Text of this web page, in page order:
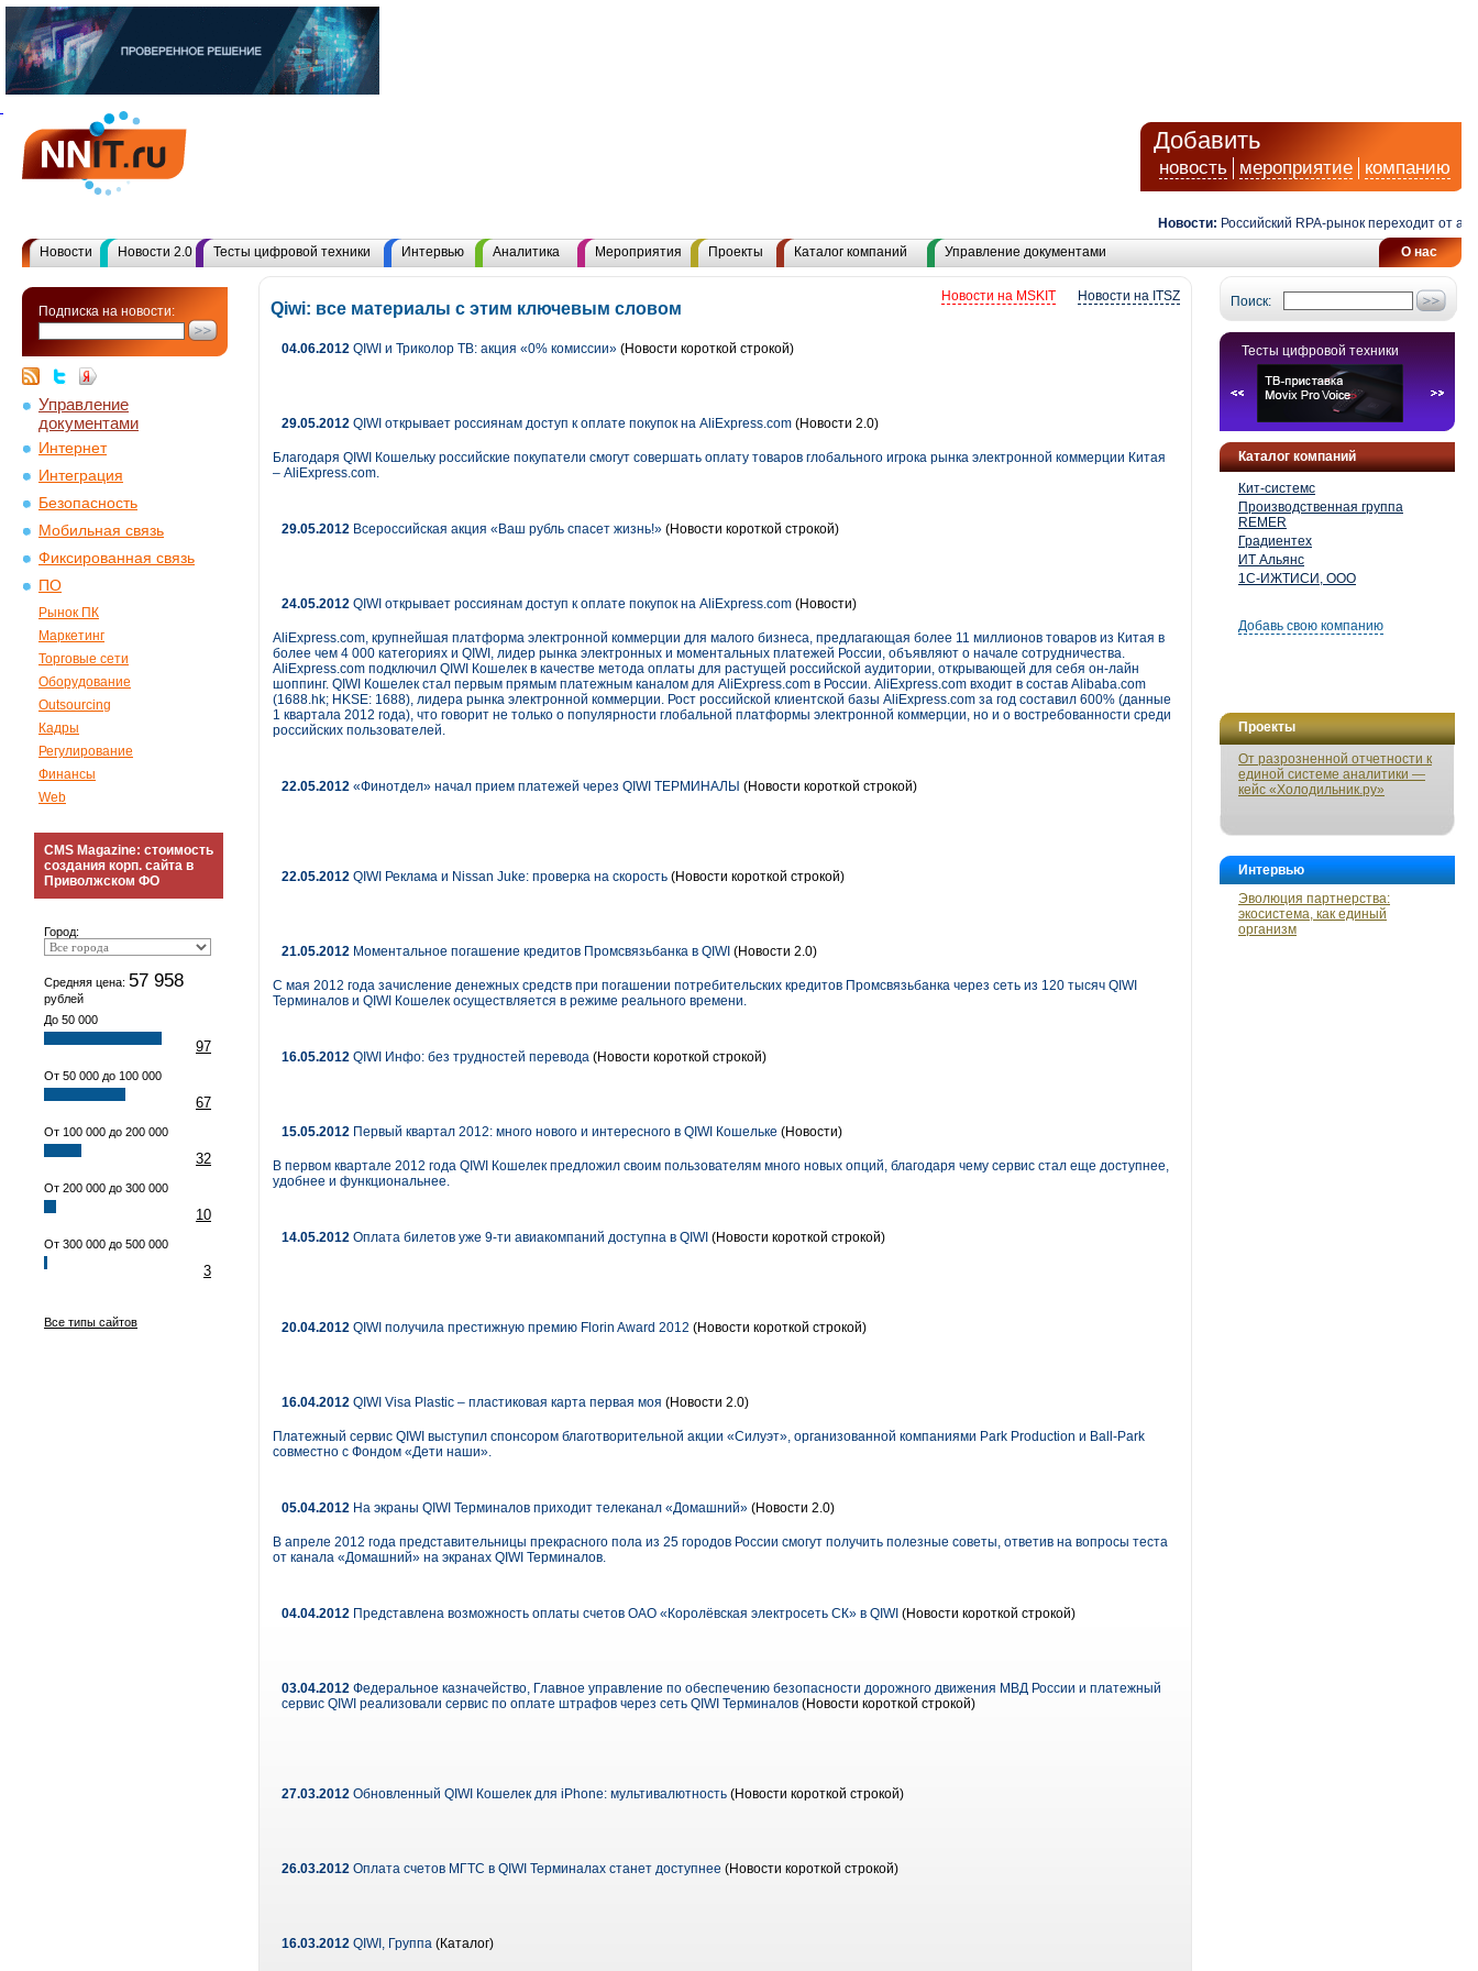
Добавить
новость мероприятие компанию
Новости: Российский RPA-рынок переходит от
О нас
Новости Новости 2.0 Тесты цифровой техники Интервью Аналитика Мероприятия Проекты Каталог компаний Управление документами
Подписка на новости:
Управление
документами
Интернет
Интеграция
Безопасность
Мобильная связь
Фиксированная связь
ПО
Рынок ПК
Маркетинг
Торговые сети
Оборудование
Outsourcing
Кадры
Регулирование
Финансы
Web
CMS Magazine: стоимость
создания корп. сайта в
Приволжском ФО
Город:
Средняя цена: 57 958
рублей
До 50 000
97
От 50 000 до 100 000
67
От 100 000 до 200 000
32
От 200 000 до 300 000
10
От 300 000 до 500 000
3
Все типы сайтов
Поиск:
Тесты цифровой техники
Каталог компаний
Кит-системс
Производственная группа
REMER
Градиентех
ИТ Альянс
1С-ИЖТИСИ, ООО
Добавь свою компанию
Проекты
От разрозненной отчетности к
единой системе аналитики —
кейс «Холодильник.ру»
Интервью
Эволюция партнерства:
экосистема, как единый
организм
Новости на ITSZ
Новости на MSKIT
Qiwi: все материалы с этим ключевым словом
04.06.2012 QIWI и Триколор ТВ: акция «0% комиссии» (Новости короткой строкой)
29.05.2012 QIWI открывает россиянам доступ к оплате покупок на AliExpress.com (Новости 2.0)
Благодаря QIWI Кошельку российские покупатели смогут совершать оплату товаров глобального игрока рынка электронной коммерции Китая
– AliExpress.com.
29.05.2012 Всероссийская акция «Ваш рубль спасет жизнь!» (Новости короткой строкой)
24.05.2012 QIWI открывает россиянам доступ к оплате покупок на AliExpress.com (Новости)
AliExpress.com, крупнейшая платформа электронной коммерции для малого бизнеса, предлагающая более 11 миллионов товаров из Китая в
более чем 4 000 категориях и QIWI, лидер рынка электронных и моментальных платежей России, объявляют о начале сотрудничества.
AliExpress.com подключил QIWI Кошелек в качестве метода оплаты для растущей российской аудитории, открывающей для себя он-лайн
шоппинг. QIWI Кошелек стал первым прямым платежным каналом для AliExpress.com в России. AliExpress.com входит в состав Alibaba.com
(1688.hk; HKSE: 1688), лидера рынка электронной коммерции. Рост российской клиентской базы AliExpress.com за год составил 600% (данные
1 квартала 2012 года), что говорит не только о популярности глобальной платформы электронной коммерции, но и о востребованности среди
российских пользователей.
22.05.2012 «Финотдел» начал прием платежей через QIWI ТЕРМИНАЛЫ (Новости короткой строкой)
22.05.2012 QIWI Реклама и Nissan Juke: проверка на скорость (Новости короткой строкой)
21.05.2012 Моментальное погашение кредитов Промсвязьбанка в QIWI (Новости 2.0)
С мая 2012 года зачисление денежных средств при погашении потребительских кредитов Промсвязьбанка через сеть из 120 тысяч QIWI
Терминалов и QIWI Кошелек осуществляется в режиме реального времени.
16.05.2012 QIWI Инфо: без трудностей перевода (Новости короткой строкой)
15.05.2012 Первый квартал 2012: много нового и интересного в QIWI Кошельке (Новости)
В первом квартале 2012 года QIWI Кошелек предложил своим пользователям много новых опций, благодаря чему сервис стал еще доступнее,
удобнее и функциональнее.
14.05.2012 Оплата билетов уже 9-ти авиакомпаний доступна в QIWI (Новости короткой строкой)
20.04.2012 QIWI получила престижную премию Florin Award 2012 (Новости короткой строкой)
16.04.2012 QIWI Visa Plastic – пластиковая карта первая моя (Новости 2.0)
Платежный сервис QIWI выступил спонсором благотворительной акции «Силуэт», организованной компаниями Park Production и Ball-Park
совместно с Фондом «Дети наши».
05.04.2012 На экраны QIWI Терминалов приходит телеканал «Домашний» (Новости 2.0)
В апреле 2012 года представительницы прекрасного пола из 25 городов России смогут получить полезные советы, ответив на вопросы теста
от канала «Домашний» на экранах QIWI Терминалов.
04.04.2012 Представлена возможность оплаты счетов ОАО «Королёвская электросеть СК» в QIWI (Новости короткой строкой)
03.04.2012 Федеральное казначейство, Главное управление по обеспечению безопасности дорожного движения МВД России и платежный
сервис QIWI реализовали сервис по оплате штрафов через сеть QIWI Терминалов (Новости короткой строкой)
27.03.2012 Обновленный QIWI Кошелек для iPhone: мультивалютность (Новости короткой строкой)
26.03.2012 Оплата счетов МГТС в QIWI Терминалах станет доступнее (Новости короткой строкой)
16.03.2012 QIWI, Группа (Каталог)